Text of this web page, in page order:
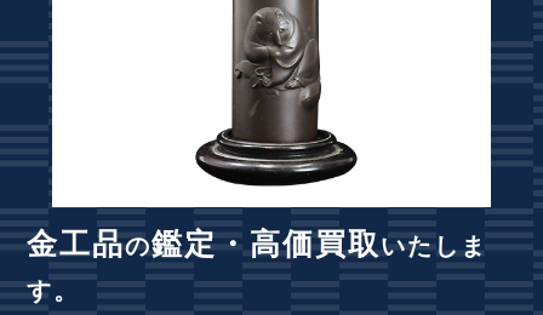
金工品の鑑定・高価買取いたしま
す。